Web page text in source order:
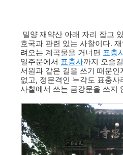
밀양 재약산 아래 자리 잡고
호국과 관련 있는 사찰이다.
려오는 계곡물을 거너면 표충
일주문에서 표충사까지 오솔
서원과 같은 길을 쓰기 때문인
없고, 정문격인 누각도 표충
사찰에서 쓰는 금강문을 쓰지